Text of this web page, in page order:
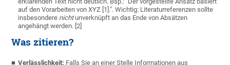
auf den Vorarbeiten von XYZ [1].". Wichtig: Literaturreferenzen sollte
insbesondere nichtunverknüpft an das Ende von Absätzen
angehängt werden. [2]
Was zitieren?
Verlässlichkeit: Falls Sie an einer Stelle Informationen aus